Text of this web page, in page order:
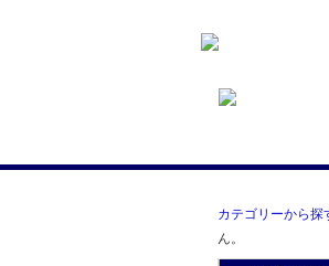
カテゴリーから探
ん。